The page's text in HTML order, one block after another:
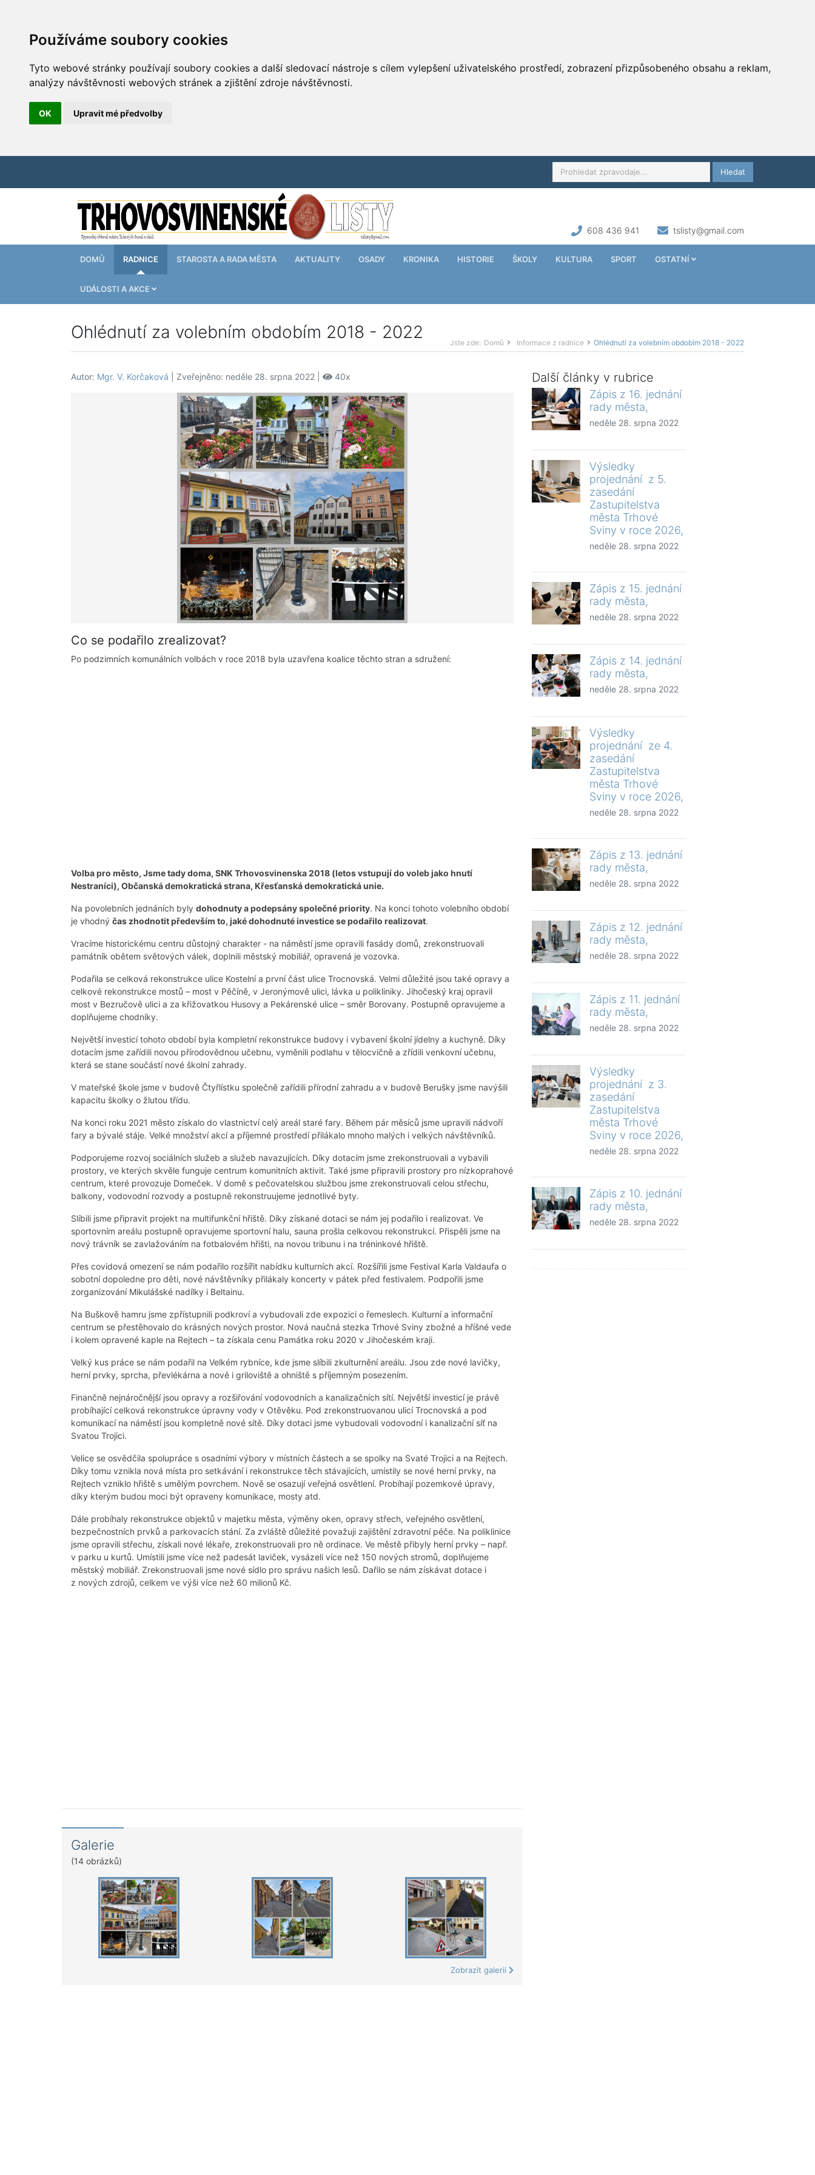
Používáme soubory cookies
Tyto webové stránky používají soubory cookies a další sledovací nástroje s cílem vylepšení uživatelského prostředí, zobrazení přizpůsobeného obsahu a reklam,
analýzy návštěvnosti webových stránek a zjištění zdroje návštěvnosti.
OK Upravit mé předvolby
Hledat
608 436 941 tslisty@gmail.com
DOMŮ RADNICE STAROSTA A RADA MĚSTA AKTUALITY OSADY KRONIKA HISTORIE ŠKOLY KULTURA SPORT OSTATNÍ
UDÁLOSTI A AKCE
Ohlédnutí za volebním obdobím 2018 - 2022
Jste zde: Domů Informace z radnice Ohlédnutí za volebním obdobím 2018 - 2022
Autor: Mgr. V. Korčaková | Zveřejněno: neděle 28. srpna 2022 | 40x
Co se podařilo zrealizovat?
Po podzimních komunálních volbách v roce 2018 byla uzavřena koalice těchto stran a sdružení:
Volba pro město, Jsme tady doma, SNK Trhovosvinenska 2018 (letos vstupují do voleb jako hnutí
Nestraníci), Občanská demokratická strana, Křesťanská demokratická unie.
Na povolebních jednáních byly dohodnuty a podepsány společné priority. Na konci tohoto volebního období
je vhodný čas zhodnotit především to, jaké dohodnuté investice se podařilo realizovat.
Vracíme historickému centru důstojný charakter - na náměstí jsme opravili fasády domů, zrekonstruovali
památník obětem světových válek, doplnili městský mobiliář, opravená je vozovka.
Podařila se celková rekonstrukce ulice Kostelní a první část ulice Trocnovská. Velmi důležité jsou také opravy a
celkové rekonstrukce mostů – most v Pěčíně, v Jeronýmově ulici, lávka u polikliniky. Jihočeský kraj opravil
most v Bezručově ulici a za křižovatkou Husovy a Pekárenské ulice – směr Borovany. Postupně opravujeme a
doplňujeme chodníky.
Největší investicí tohoto období byla kompletní rekonstrukce budovy i vybavení školní jídelny a kuchyně. Díky
dotacím jsme zařídili novou přírodovědnou učebnu, vyměnili podlahu v tělocvičně a zřídili venkovní učebnu,
která se stane součástí nové školní zahrady.
V mateřské škole jsme v budově Čtyřlístku společně zařídili přírodní zahradu a v budově Berušky jsme navýšili
kapacitu školky o žlutou třídu.
Na konci roku 2021 město získalo do vlastnictví celý areál staré fary. Během pár měsíců jsme upravili nádvoří
fary a bývalé stáje. Velké množství akcí a příjemné prostředí přilákalo mnoho malých i velkých návštěvníků.
Podporujeme rozvoj sociálních služeb a služeb navazujících. Díky dotacím jsme zrekonstruovali a vybavili
prostory, ve kterých skvěle funguje centrum komunitních aktivit. Také jsme připravili prostory pro nízkoprahové
centrum, které provozuje Domeček. V domě s pečovatelskou službou jsme zrekonstruovali celou střechu,
balkony, vodovodní rozvody a postupně rekonstruujeme jednotlivé byty.
Slíbili jsme připravit projekt na multifunkční hřiště. Díky získané dotaci se nám jej podařilo i realizovat. Ve
sportovním areálu postupně opravujeme sportovní halu, sauna prošla celkovou rekonstrukcí. Přispěli jsme na
nový trávník se zavlažováním na fotbalovém hřišti, na novou tribunu i na tréninkové hřiště.
Přes covidová omezení se nám podařilo rozšířit nabídku kulturních akcí. Rozšířili jsme Festival Karla Valdaufa o
sobotní dopoledne pro děti, nové návštěvníky přilákaly koncerty v pátek před festivalem. Podpořili jsme
zorganizování Mikulášské nadílky i Beltainu.
Na Buškově hamru jsme zpřístupnili podkroví a vybudovali zde expozici o řemeslech. Kulturní a informační
centrum se přestěhovalo do krásných nových prostor. Nová naučná stezka Trhové Sviny zbožné a hříšné vede
i kolem opravené kaple na Rejtech – ta získala cenu Památka roku 2020 v Jihočeském kraji.
Velký kus práce se nám podařil na Velkém rybníce, kde jsme slíbili zkulturnění areálu. Jsou zde nové lavičky,
herní prvky, sprcha, převlékárna a nově i griloviště a ohniště s příjemným posezením.
Finančně nejnáročnější jsou opravy a rozšiřování vodovodních a kanalizačních sítí. Největší investicí je právě
probíhající celková rekonstrukce úpravny vody v Otěvěku. Pod zrekonstruovanou ulicí Trocnovská a pod
komunikací na náměstí jsou kompletně nové sítě. Díky dotaci jsme vybudovali vodovodní i kanalizační síť na
Svatou Trojici.
Velice se osvědčila spolupráce s osadními výbory v místních částech a se spolky na Svaté Trojici a na Rejtech.
Díky tomu vznikla nová místa pro setkávání i rekonstrukce těch stávajících, umístily se nové herní prvky, na
Rejtech vzniklo hřiště s umělým povrchem. Nově se osazují veřejná osvětlení. Probíhají pozemkové úpravy,
díky kterým budou moci být opraveny komunikace, mosty atd.
Dále probíhaly rekonstrukce objektů v majetku města, výměny oken, opravy střech, veřejného osvětlení,
bezpečnostních prvků a parkovacích stání. Za zvláště důležité považuji zajištění zdravotní péče. Na poliklinice
jsme opravili střechu, získali nové lékaře, zrekonstruovali pro ně ordinace. Ve městě přibyly herní prvky – např.
v parku u kurtů. Umístili jsme více než padesát laviček, vysázeli více než 150 nových stromů, doplňujeme
městský mobiliář. Zrekonstruovali jsme nové sídlo pro správu našich lesů. Dařilo se nám získávat dotace i
z nových zdrojů, celkem ve výši více než 60 milionů Kč.
Galerie
(14 obrázků)
Zobrazit galerii
Další články v rubrice
Zápis z 16. jednání
rady města,
neděle 28. srpna 2022
Výsledky
projednání z 5.
zasedání
Zastupitelstva
města Trhové
Sviny v roce 2026,
neděle 28. srpna 2022
Zápis z 15. jednání
rady města,
neděle 28. srpna 2022
Zápis z 14. jednání
rady města,
neděle 28. srpna 2022
Výsledky
projednání ze 4.
zasedání
Zastupitelstva
města Trhové
Sviny v roce 2026,
neděle 28. srpna 2022
Zápis z 13. jednání
rady města,
neděle 28. srpna 2022
Zápis z 12. jednání
rady města,
neděle 28. srpna 2022
Zápis z 11. jednání
rady města,
neděle 28. srpna 2022
Výsledky
projednání z 3.
zasedání
Zastupitelstva
města Trhové
Sviny v roce 2026,
neděle 28. srpna 2022
Zápis z 10. jednání
rady města,
neděle 28. srpna 2022